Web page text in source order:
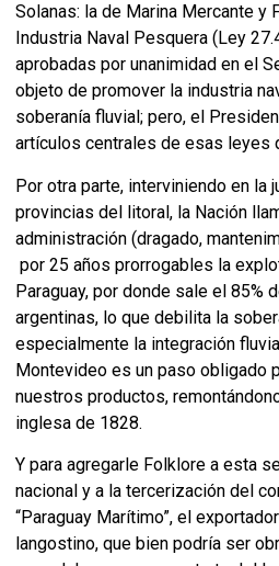
Solanas: la de Marina Mercante y
Industria Naval Pesquera (Ley
aprobadas por unanimidad en el
objeto de promover la industria
soberanía fluvial; pero, el
artículos centrales de esas leyes
Por otra parte, interviniendo en la
provincias del litoral, la Nación
administración (dragado,
por 25 años prorrogables la
Paraguay, por donde sale el 85%
argentinas, lo que debilita la
especialmente la integración
Montevideo es un paso obligado
nuestros productos,
inglesa de 1828.
Y para agregarle Folklore a esta
nacional y a la tercerización del
“Paraguay Marítimo”, el
langostino, que bien podría ser